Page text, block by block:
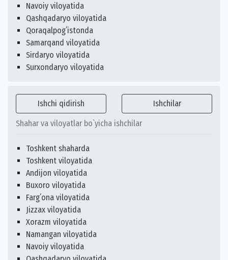
Navoiy viloyatida
Qashqadaryo viloyatida
Qoraqalpogʻistonda
Samarqand viloyatida
Sirdaryo viloyatida
Surxondaryo viloyatida
Ishchi qidirish Ishchilar
Shahar va viloyatlar bo`yicha ishchilar
Toshkent shaharda
Toshkent viloyatida
Andijon viloyatida
Buxoro viloyatida
Fargʻona viloyatida
Jizzax viloyatida
Xorazm viloyatida
Namangan viloyatida
Navoiy viloyatida